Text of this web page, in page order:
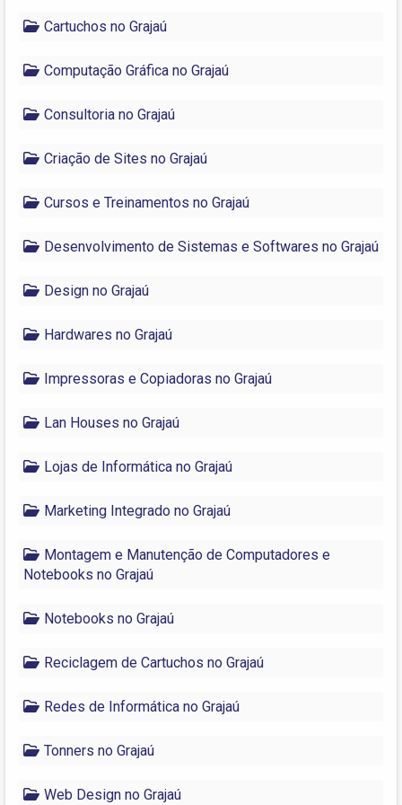
Cartuchos no Grajaú
Computação Gráfica no Grajaú
Consultoria no Grajaú
Criação de Sites no Grajaú
Cursos e Treinamentos no Grajaú
Desenvolvimento de Sistemas e Softwares no Grajaú
Design no Grajaú
Hardwares no Grajaú
Impressoras e Copiadoras no Grajaú
Lan Houses no Grajaú
Lojas de Informática no Grajaú
Marketing Integrado no Grajaú
Montagem e Manutenção de Computadores e
Notebooks no Grajaú
Notebooks no Grajaú
Reciclagem de Cartuchos no Grajaú
Redes de Informática no Grajaú
Tonners no Grajaú
Web Design no Grajaú